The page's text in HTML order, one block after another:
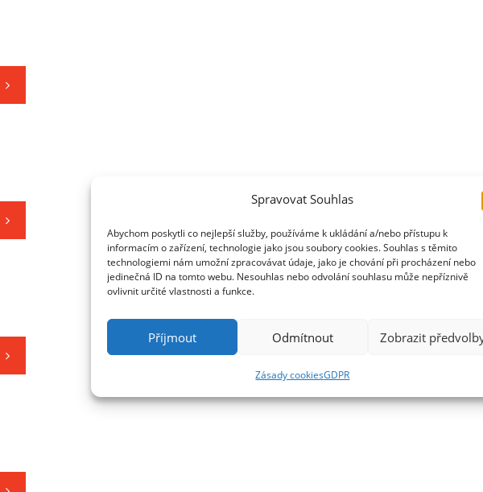
Spravovat Souhlas
Abychom poskytli co nejlepší služby, používáme k ukládání a/nebo přístupu k
informacím o zařízení, technologie jako jsou soubory cookies. Souhlas s těmito
technologiemi nám umožní zpracovávat údaje, jako je chování při procházení nebo
jedinečná ID na tomto webu. Nesouhlas nebo odvolání souhlasu může nepříznivě
ovlivnit určité vlastnosti a funkce.
Příjmout Odmítnout Zobrazit
Zásady cookiesGDPR